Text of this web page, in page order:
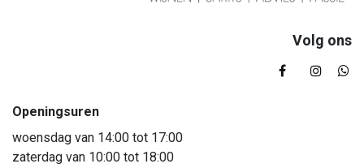
Volg ons
Openingsuren
woensdag van 14:00 tot 17:00
zaterdag van 10:00 tot 18:00